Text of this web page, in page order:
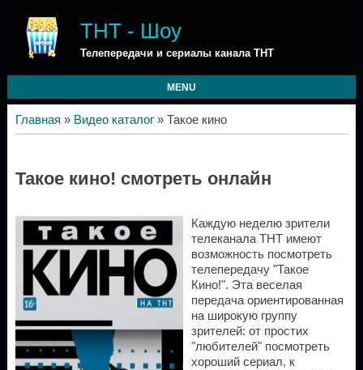
ТНТ - Шоу
Телепередачи и сериалы канала ТНТ
MENU
Главная » Видео каталог» Такое кино
Такое кино! смотреть онлайн
Каждую неделю зрители
телеканала ТНТ имеют
возможность посмотреть
телепередачу "Такое
Кино!". Эта веселая
передача ориентированная
на широкую группу
зрителей: от простих
"любителей" посмотреть
хороший сериал, к